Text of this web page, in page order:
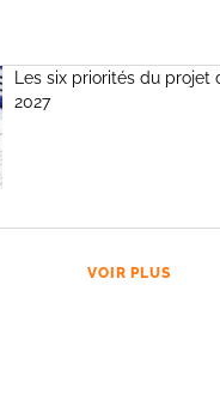
Les six priorités du
2027
VOIR PLUS